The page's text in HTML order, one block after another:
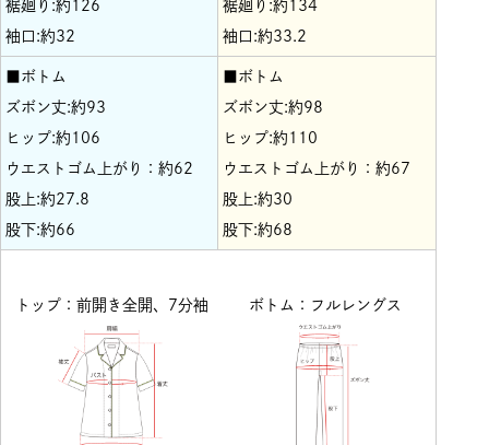
裾廻り:約126
袖口:約32
裾廻り:約134
袖口:約33.2
■ボトム
ズボン丈:約93
ヒップ:約106
ウエストゴム上がり：約62
股上:約27.8
股下:約66
■ボトム
ズボン丈:約98
ヒップ:約110
ウエストゴム上がり：約67
股上:約30
股下:約68
トップ：前開き全開、7分袖 ボトム：フルレングス